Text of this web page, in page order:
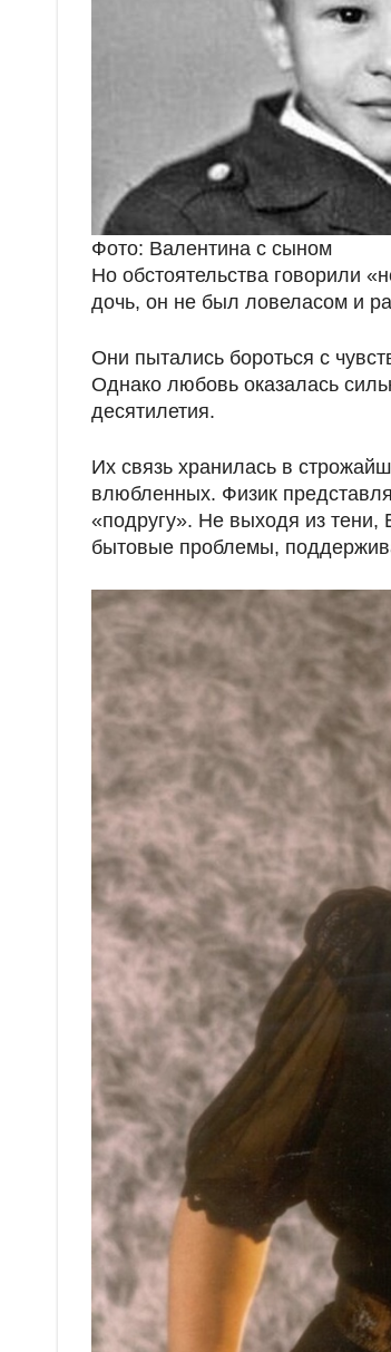
Фото: Валентина с сыном
Но обстоятельства говорили
дочь, он не был ловеласом и
Они пытались бороться с
Однако любовь оказалась
десятилетия.
Их связь хранилась в
влюбленных. Физик
«подругу». Не выходя из тени,
бытовые проблемы,